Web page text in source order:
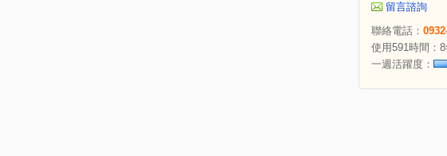
留言諮詢
聯絡電話：
使用591時間：8
一週活躍度：